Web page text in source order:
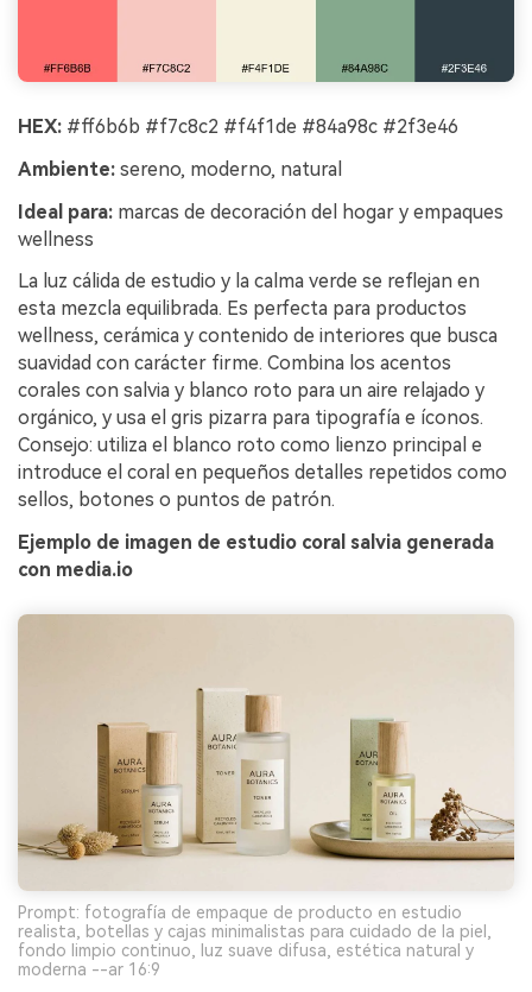
HEX: #ff6b6b #f7c8c2 #f4f1de #84a98c #2f3e46
Ambiente: sereno, moderno, natural
Ideal para: marcas de decoración del hogar y empaques
wellness
La luz cálida de estudio y la calma verde se reflejan en
esta mezcla equilibrada. Es perfecta para productos
wellness, cerámica y contenido de interiores que busca
suavidad con carácter firme. Combina los acentos
corales con salvia y blanco roto para un aire relajado y
orgánico, y usa el gris pizarra para tipografía e íconos.
Consejo: utiliza el blanco roto como lienzo principal e
introduce el coral en pequeños detalles repetidos como
sellos, botones o puntos de patrón.
Ejemplo de imagen de estudio coral salvia generada
con media.io
Prompt: fotografía de empaque de producto en estudio
realista, botellas y cajas minimalistas para cuidado de la piel,
fondo limpio continuo, luz suave difusa, estética natural y
moderna --ar 16:9